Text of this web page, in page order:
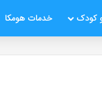
کودک خدمات هومکا